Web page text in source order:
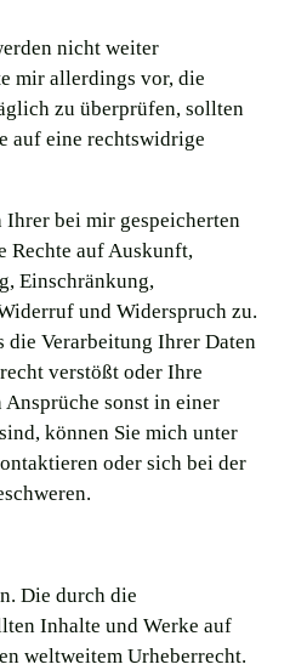
nicht weiter
mir allerdings vor, die
zu überprüfen, sollten
auf eine rechtswidrige
bei mir gespeicherten
Rechte auf Auskunft,
Einschränkung,
und Widerspruch zu.
die Verarbeitung Ihrer Daten
verstößt oder Ihre
sonst in einer
können Sie mich unter
oder sich bei der
Die durch die
Inhalte und Werke auf
weltweitem Urheberrecht.